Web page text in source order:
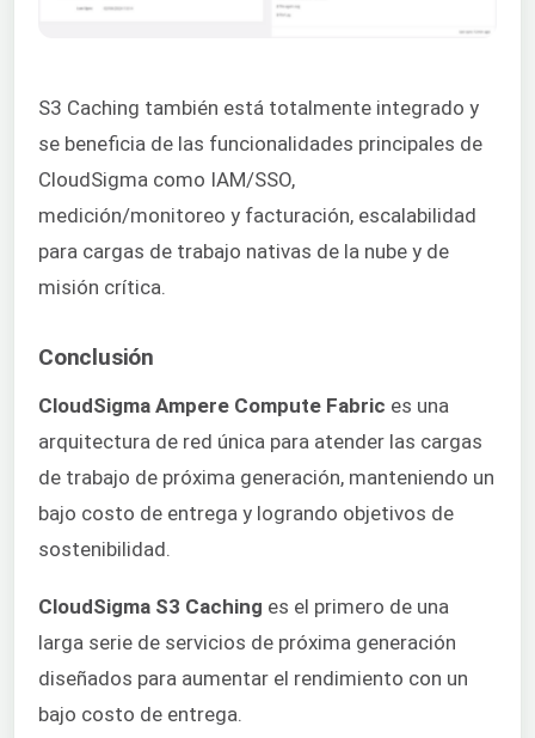
S3 Caching también está totalmente integrado y
se beneficia de las funcionalidades principales de
CloudSigma como IAM/SSO,
medición/monitoreo y facturación, escalabilidad
para cargas de trabajo nativas de la nube y de
misión crítica.
Conclusión
CloudSigma Ampere Compute Fabric es una
arquitectura de red única para atender las cargas
de trabajo de próxima generación, manteniendo un
bajo costo de entrega y logrando objetivos de
sostenibilidad.
CloudSigma S3 Caching es el primero de una
larga serie de servicios de próxima generación
diseñados para aumentar el rendimiento con un
bajo costo de entrega.